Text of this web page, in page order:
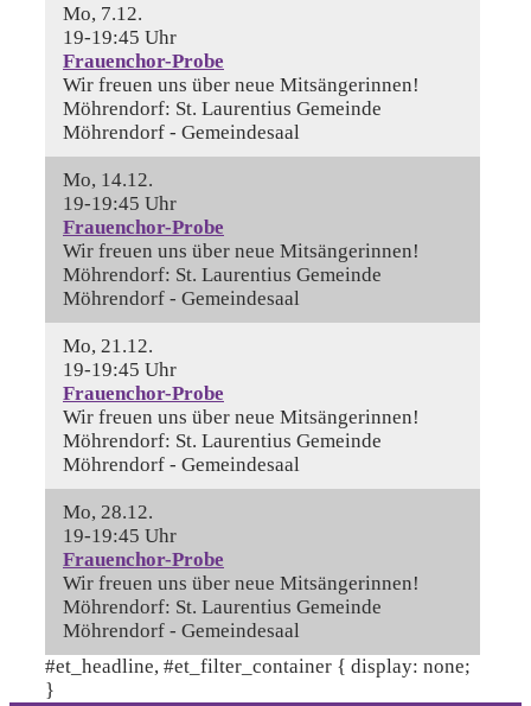
Mo, 7.12.
19-19:45 Uhr
Frauenchor-Probe
Wir freuen uns über neue Mitsängerinnen!
Möhrendorf: St. Laurentius Gemeinde
Möhrendorf - Gemeindesaal
Mo, 14.12.
19-19:45 Uhr
Frauenchor-Probe
Wir freuen uns über neue Mitsängerinnen!
Möhrendorf: St. Laurentius Gemeinde
Möhrendorf - Gemeindesaal
Mo, 21.12.
19-19:45 Uhr
Frauenchor-Probe
Wir freuen uns über neue Mitsängerinnen!
Möhrendorf: St. Laurentius Gemeinde
Möhrendorf - Gemeindesaal
Mo, 28.12.
19-19:45 Uhr
Frauenchor-Probe
Wir freuen uns über neue Mitsängerinnen!
Möhrendorf: St. Laurentius Gemeinde
Möhrendorf - Gemeindesaal
#et_headline, #et_filter_container { display: none;
}